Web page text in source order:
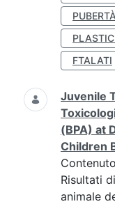
FTALATI
Juvenile
(BPA) at
Children
Risultati
animale